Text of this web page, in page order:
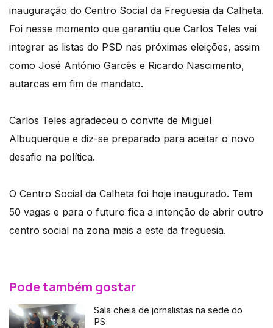
inauguração do Centro Social da Freguesia da Calheta.
Foi nesse momento que garantiu que Carlos Teles vai
integrar as listas do PSD nas próximas eleições, assim
como José António Garcês e Ricardo Nascimento,
autarcas em fim de mandato.
Carlos Teles agradeceu o convite de Miguel
Albuquerque e diz-se preparado para aceitar o novo
desafio na política.
O Centro Social da Calheta foi hoje inaugurado. Tem
50 vagas e para o futuro fica a intenção de abrir outro
centro social na zona mais a este da freguesia.
Pode também gostar
Sala cheia de jornalistas na sede do
PS